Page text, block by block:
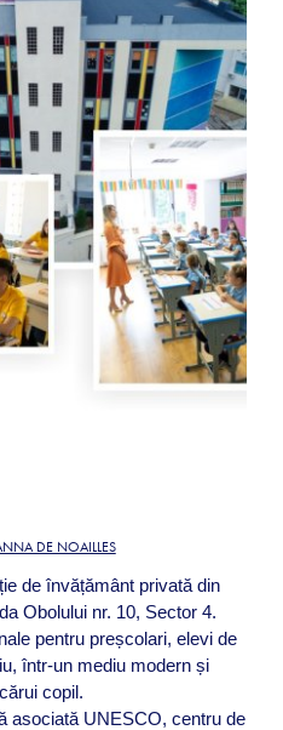
DE NOAILLES
de învățământ privată din
Obolului nr. 10, Sector 4.
pentru preșcolari, elevi de
într-un mediu modern și
copil.
asociată UNESCO, centru de